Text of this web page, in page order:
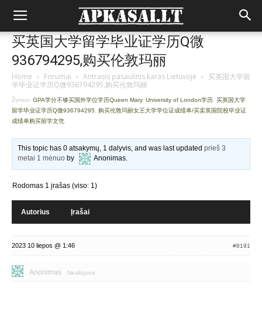
买英国大学留学毕业证学历Q微
936794295,购买伦敦玛丽
Home › Forumai › Antrasis pasaulinis karas Lietuvoje › 买英国大学留
学毕业证学历Q微936794295,购买伦敦玛丽
Žymos: GPA学分不够买国外学位学历Queen Mary, University of London学历 买英国大学
留学毕业证学历Q微936794295
购买伦敦玛丽女王大学学位证成绩单/买卖英国院校毕业证
成绩单购买留学文凭
This topic has 0 atsakymų, 1 dalyvis, and was last updatedprieš 3
metai 1 mėnuo by Anonimas.
Rodomas 1 įrašas (viso: 1)
Autorius Įrašai
2023 10 liepos @ 1:46 #8191
Anonimas Neaktyvus